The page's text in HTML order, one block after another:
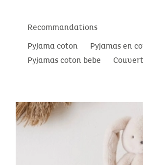
Recommandations
Pyjama coton
Pyjamas en
Pyjamas coton bebe